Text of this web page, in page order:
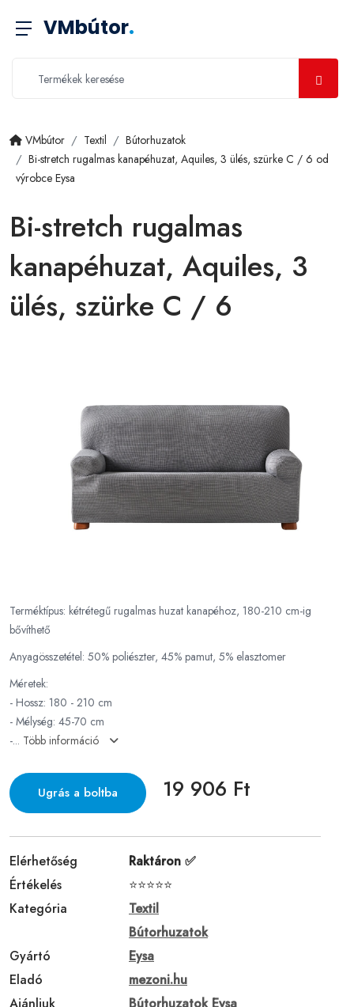
VMbútor.
VMbútor Textil
Bútorhuzatok
Bi-stretch rugalmas kanapéhuzat, Aquiles, 3 ülés, szürke C / 6 od
výrobce Eysa
Bi-stretch rugalmas
kanapéhuzat, Aquiles, 3
ülés, szürke C / 6
Terméktípus: kétrétegű rugalmas huzat kanapéhoz, 180-210 cm-ig
bővíthető
Anyagösszetétel: 50% poliészter, 45% pamut, 5% elasztomer
Méretek:
- Hossz: 180 - 210 cm
- Mélység: 45-70 cm
-... Több információ
Ugrás a boltba 19 906 Ft
Elérhetőség
Raktáron ✅
Értékelés
⭐⭐⭐⭐⭐
Kategória
Textil
Bútorhuzatok
Gyártó
Eysa
Eladó
mezoni.hu
Ajánljuk
Bútorhuzatok Eysa